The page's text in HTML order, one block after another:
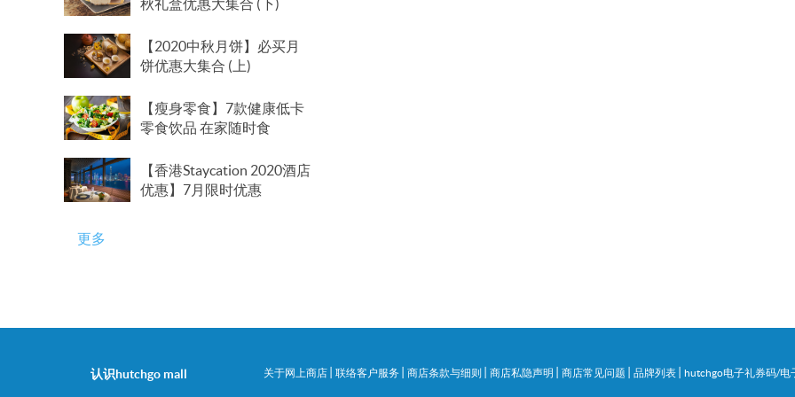
秋礼盒优惠大集合 (下)
【2020中秋月饼】必买月
饼优惠大集合 (上)
【瘦身零食】7款健康低卡
零食饮品 在家随时食
【香港Staycation 2020酒店
优惠】7月限时优惠
更多
认识hutchgo mall 关于网上商店 联络客户服务 商店条款与细则 商店私隐声明 商店常见问题 品牌列表 hutchgo电子礼券码/电